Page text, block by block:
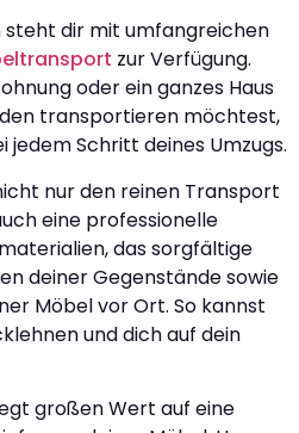
steht dir mit umfangreichen
zur Verfügung.
oder ein ganzes Haus
transportieren möchtest,
Schritt deines Umzugs.
nur den reinen Transport
eine professionelle
das sorgfältige
deiner Gegenstände sowie
Möbel vor Ort. So kannst
und dich auf dein
großen Wert auf eine